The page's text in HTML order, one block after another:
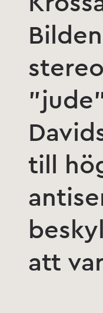
till
att